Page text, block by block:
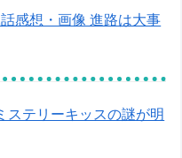
感想・画像 進路は大事
ステリーキッスの謎が明